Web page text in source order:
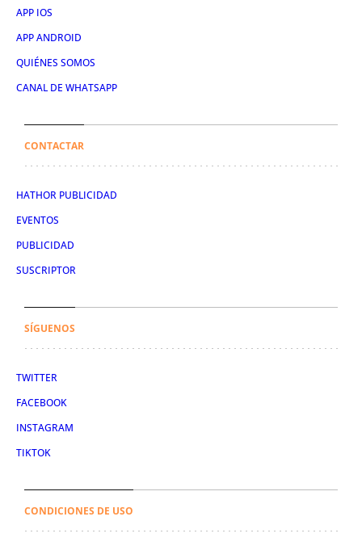
APP IOS
APP ANDROID
QUIÉNES SOMOS
CANAL DE WHATSAPP
CONTACTAR
HATHOR PUBLICIDAD
EVENTOS
PUBLICIDAD
SUSCRIPTOR
SÍGUENOS
TWITTER
FACEBOOK
INSTAGRAM
TIKTOK
CONDICIONES DE USO